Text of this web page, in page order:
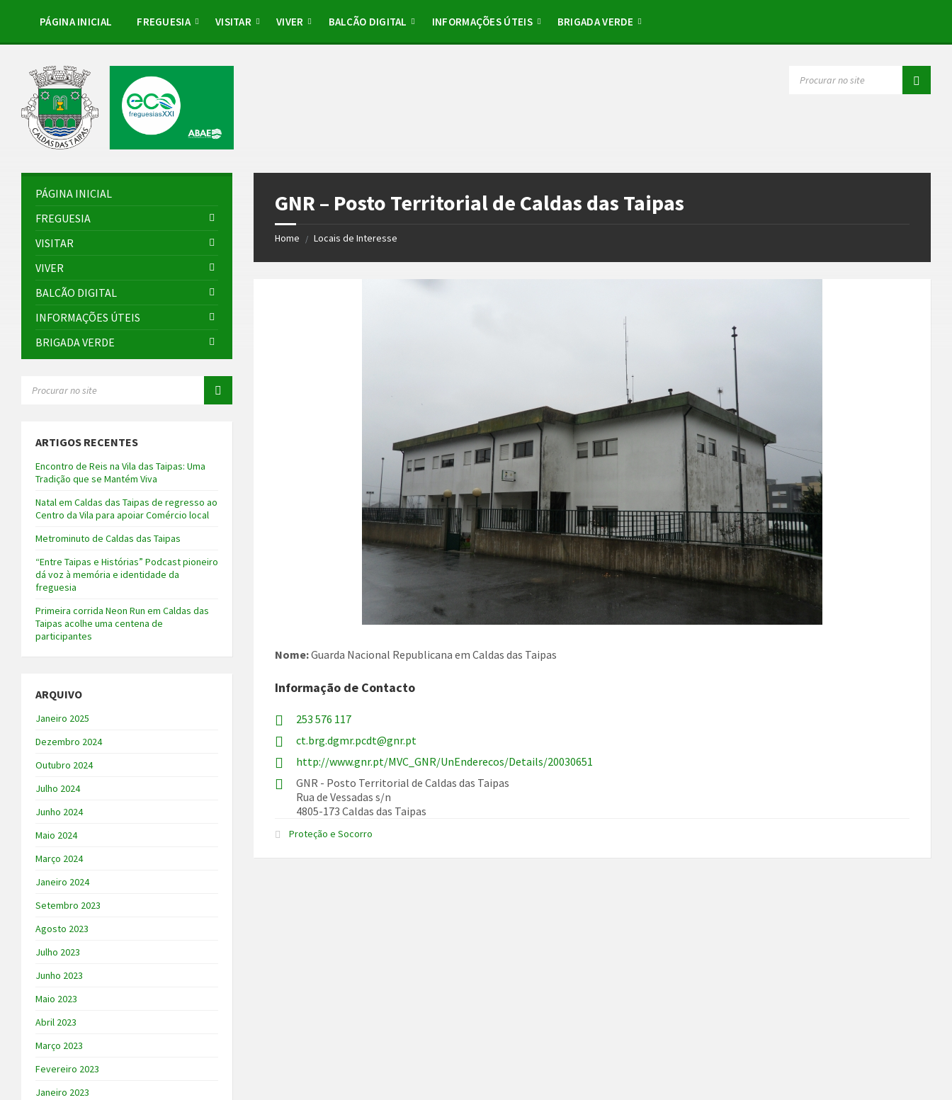
sidebar
PÁGINA INICIAL FREGUESIA VISITAR VIVER BALCÃO DIGITAL INFORMAÇÕES ÚTEIS BRIGADA VERDE
GNR – Posto Territorial de Caldas das Taipas
Home / Locais de Interesse
Nome:Guarda Nacional Republicana em Caldas das Taipas
Informação de Contacto
253 576 117
ct.brg.dgmr.pcdt@gnr.pt
http://www.gnr.pt/MVC_GNR/UnEnderecos/Details/20030651
GNR - Posto Territorial de Caldas das Taipas
Rua de Vessadas s/n
4805-173 Caldas das Taipas
Proteção e Socorro
PÁGINA INICIAL
FREGUESIA
VISITAR
VIVER
BALCÃO DIGITAL
INFORMAÇÕES ÚTEIS
BRIGADA VERDE
ARTIGOS RECENTES
Encontro de Reis na Vila das Taipas: Uma
Tradição que se Mantém Viva
Natal em Caldas das Taipas de regresso ao
Centro da Vila para apoiar Comércio local
Metrominuto de Caldas das Taipas
“Entre Taipas e Histórias” Podcast pioneiro
dá voz à memória e identidade da
freguesia
Primeira corrida Neon Run em Caldas das
Taipas acolhe uma centena de
participantes
ARQUIVO
Janeiro 2025
Dezembro 2024
Outubro 2024
Julho 2024
Junho 2024
Maio 2024
Março 2024
Janeiro 2024
Setembro 2023
Agosto 2023
Julho 2023
Junho 2023
Maio 2023
Abril 2023
Março 2023
Fevereiro 2023
Janeiro 2023